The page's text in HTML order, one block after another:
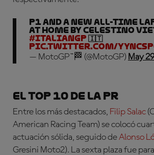
P1 and a new all-time
at home by Celestino
#ItalianGP 🇮🇹
pic.twitter.com/
— MotoGP™🏁 (@MotoGP) May
El Top 10 de la PR
Entre los más destacados, Filip Salac
American Racing Team) se colocó
actuación sólida, seguido deAlonso
Gresini Moto2). La sexta plaza fue para